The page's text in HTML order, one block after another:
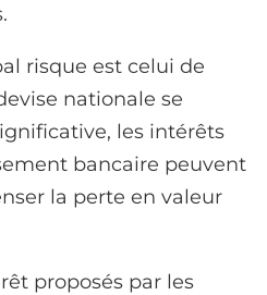
risque est celui de
nationale se
les intérêts
bancaire peuvent
la perte en valeur
proposés par les